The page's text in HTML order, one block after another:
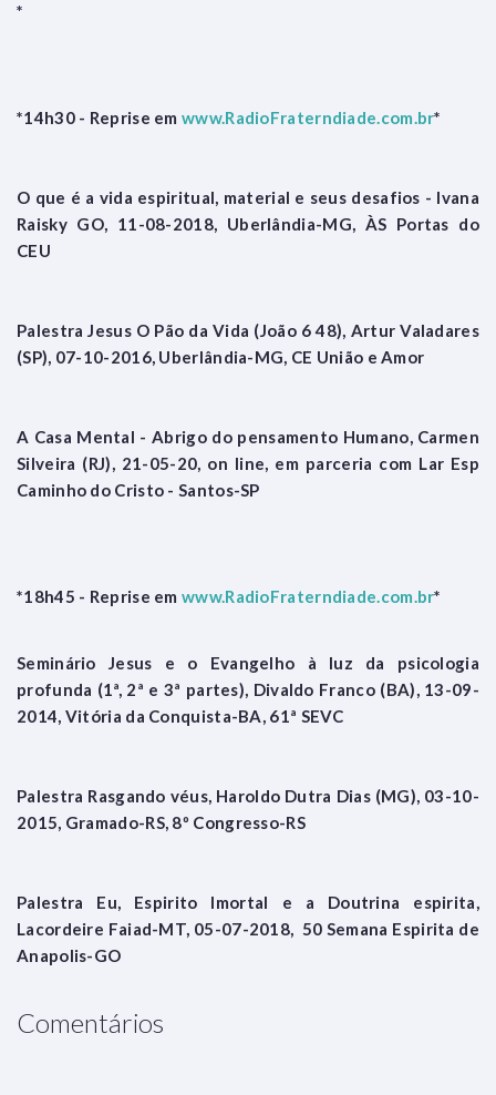
*
*14h30 - Reprise emwww.RadioFraterndiade.com.br*
O que é a vida espiritual, material e seus desafios - Ivana
Raisky GO, 11-08-2018, Uberlândia-MG, ÀS Portas do
CEU
Palestra Jesus O Pão da Vida (João 6 48), Artur Valadares
(SP), 07-10-2016, Uberlândia-MG, CE União e Amor
A Casa Mental - Abrigo do pensamento Humano, Carmen
Silveira (RJ), 21-05-20, on line, em parceria com Lar Esp
Caminho do Cristo - Santos-SP
*18h45 - Reprise emwww.RadioFraterndiade.com.br*
Seminário Jesus e o Evangelho à luz da psicologia
profunda (1ª, 2ª e 3ª partes), Divaldo Franco (BA), 13-09-
2014, Vitória da Conquista-BA, 61ª SEVC
Palestra Rasgando véus, Haroldo Dutra Dias (MG), 03-10-
2015, Gramado-RS, 8º Congresso-RS
Palestra Eu, Espirito Imortal e a Doutrina espirita,
Lacordeire Faiad-MT, 05-07-2018, 50 Semana Espirita de
Anapolis-GO
Comentários